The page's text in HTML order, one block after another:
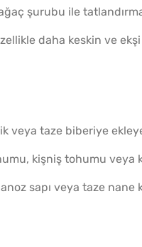
şurubu ile
daha keskin ve
veya taze biberiye
kişniş tohumu veya
sapı veya taze nane